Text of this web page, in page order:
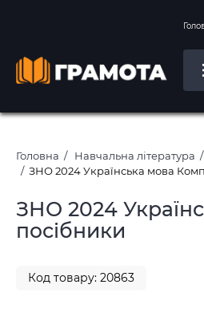
Вправи на зимові
Літо, пляж, плавання,
Картини за номерами
Головна Навчальна література
ЗНО 2024 Українська мова
ЗНО 2024
посібники
Код товару: 20863